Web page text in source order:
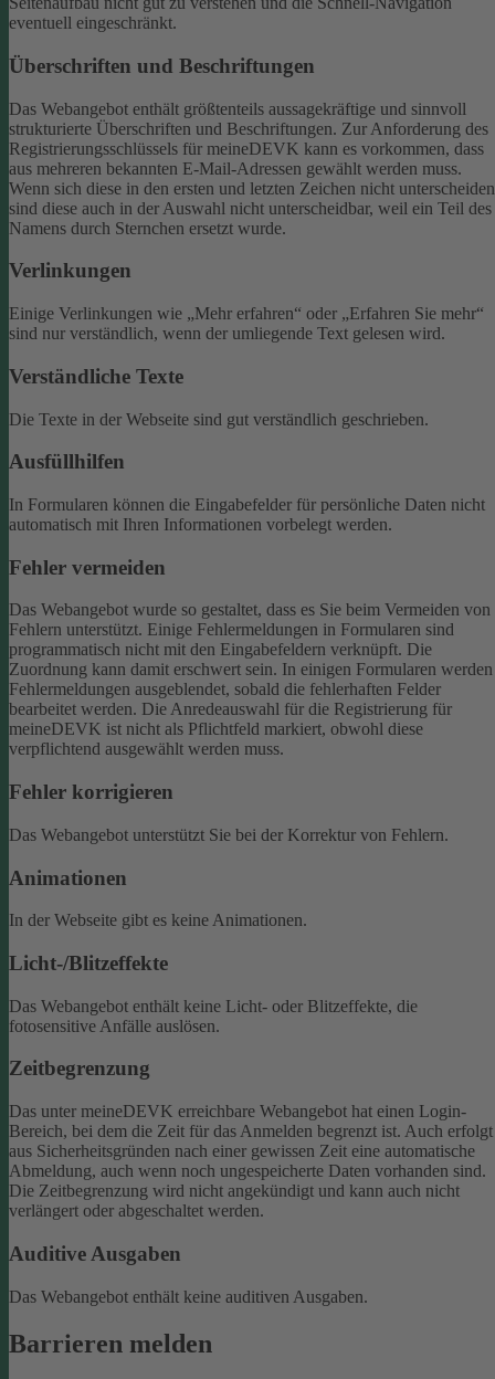
eventuell eingeschränkt.
Überschriften und Beschriftungen
Das Webangebot enthält größtenteils aussagekräftige und sinnvoll
strukturierte Überschriften und Beschriftungen. Zur Anforderung des
Registrierungsschlüssels für meineDEVK kann es vorkommen, dass
aus mehreren bekannten E-Mail-Adressen gewählt werden muss.
Wenn sich diese in den ersten und letzten Zeichen nicht
sind diese auch in der Auswahl nicht unterscheidbar, weil ein Teil des
Namens durch Sternchen ersetzt wurde.
Verlinkungen
Einige Verlinkungen wie „Mehr erfahren“ oder „Erfahren Sie mehr“
sind nur verständlich, wenn der umliegende Text gelesen wird.
Verständliche Texte
Die Texte in der Webseite sind gut verständlich geschrieben.
Ausfüllhilfen
In Formularen können die Eingabefelder für persönliche Daten nicht
automatisch mit Ihren Informationen vorbelegt werden.
Fehler vermeiden
Das Webangebot wurde so gestaltet, dass es Sie beim Vermeiden von
Fehlern unterstützt. Einige Fehlermeldungen in Formularen sind
programmatisch nicht mit den Eingabefeldern verknüpft. Die
Zuordnung kann damit erschwert sein. In einigen Formularen werden
Fehlermeldungen ausgeblendet, sobald die fehlerhaften Felder
bearbeitet werden. Die Anredeauswahl für die Registrierung für
meineDEVK ist nicht als Pflichtfeld markiert, obwohl diese
verpflichtend ausgewählt werden muss.
Fehler korrigieren
Das Webangebot unterstützt Sie bei der Korrektur von Fehlern.
Animationen
In der Webseite gibt es keine Animationen.
Licht-/Blitzeffekte
Das Webangebot enthält keine Licht- oder Blitzeffekte, die
fotosensitive Anfälle auslösen.
Zeitbegrenzung
Das unter meineDEVK erreichbare Webangebot hat einen Login-
Bereich, bei dem die Zeit für das Anmelden begrenzt ist. Auch erfolgt
aus Sicherheitsgründen nach einer gewissen Zeit eine automatische
Abmeldung, auch wenn noch ungespeicherte Daten vorhanden sind.
Die Zeitbegrenzung wird nicht angekündigt und kann auch nicht
verlängert oder abgeschaltet werden.
Auditive Ausgaben
Das Webangebot enthält keine auditiven Ausgaben.
Barrieren melden